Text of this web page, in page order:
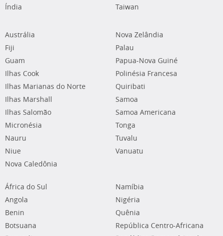
Índia
Taiwan
Austrália
Fiji
Guam
Ilhas Cook
Ilhas Marianas do Norte
Ilhas Marshall
Ilhas Salomão
Micronésia
Nauru
Niue
Nova Caledônia
Nova Zelândia
Palau
Papua-Nova Guiné
Polinésia Francesa
Quiribati
Samoa
Samoa Americana
Tonga
Tuvalu
Vanuatu
África do Sul
Angola
Benin
Botsuana
Namíbia
Nigéria
Quênia
República Centro-Africana